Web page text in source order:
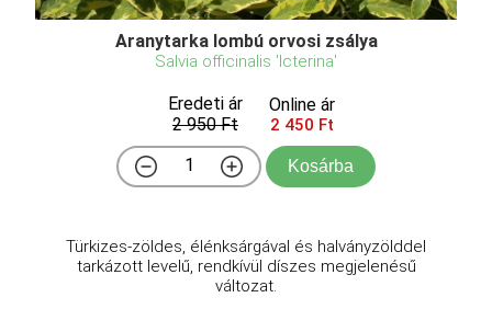
Aranytarka lombú orvosi zsálya
Salvia officinalis 'Icterina'
Eredeti ár
2 950 Ft
Online ár
2 450 Ft
Kosárba
Türkizes-zöldes, élénksárgával és halványzölddel
tarkázott levelű, rendkívül díszes megjelenésű
változat.